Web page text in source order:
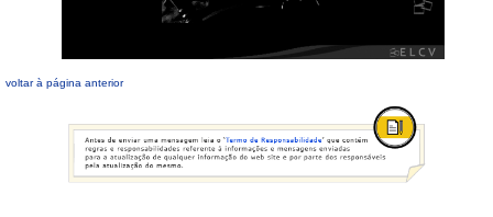
voltar à página anterior